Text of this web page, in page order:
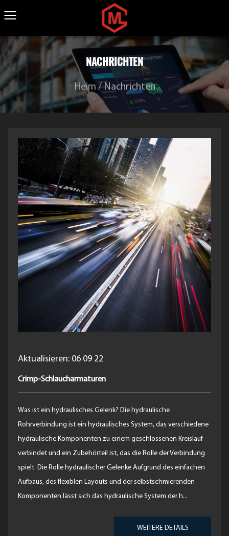
NACHRICHTEN
Heim/Nachrichten
Aktualisieren: 06 09 22
Crimp-Schlaucharmaturen
Was ist ein hydraulisches Gelenk? Die hydraulische
Rohrverbindung ist ein hydraulisches System, das verschiedene
hydraulische Komponenten zu einem geschlossenen Kreislauf
verbindet und ein Zubehörteil ist, das die Rolle der Verbindung
spielt. Die Rolle hydraulischer Gelenke Aufgrund des einfachen
Aufbaus, des flexiblen Layouts und der selbstschmierenden
Komponenten lässt sich das hydraulische System der h...
WEITERE DETAILS